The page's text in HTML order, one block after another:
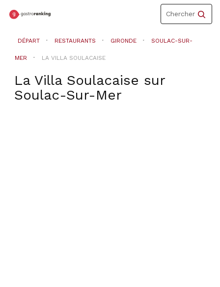
Toggle
navigation
Chercher
DÉPART RESTAURANTS GIRONDE SOULAC-SUR-
MER LA VILLA SOULACAISE
La Villa Soulacaise sur
Soulac-Sur-Mer